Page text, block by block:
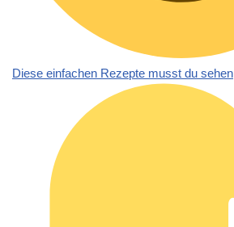
Diese einfachen Rezepte musst du sehen